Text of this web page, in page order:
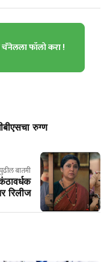
चॅनेलला फॉलो करा !
रुग्ण
पुढील बातमी
रिलीज